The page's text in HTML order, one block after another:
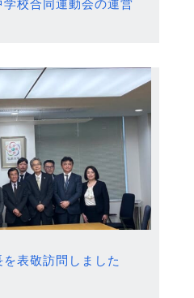
校合同運動会の運営
表敬訪問しました